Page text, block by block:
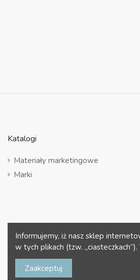
Katalogi
Materiały marketingowe
Marki
Informujemy, iż nasz sklep
w tych plikach (tzw.
Zaakceptuj